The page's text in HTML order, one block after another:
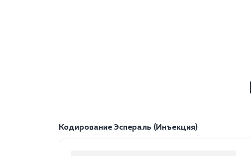
Кодирование Эспераль (Инъекция)